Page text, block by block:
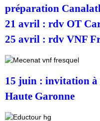
préparation
21 avril : rdv OT
25 avril : rdv VNF
15 juin : invitation à
Haute Garonne